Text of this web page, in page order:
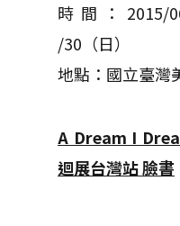
時間：
/30（日）
地點：國立臺灣
A Dream I
迴展台灣站 臉書